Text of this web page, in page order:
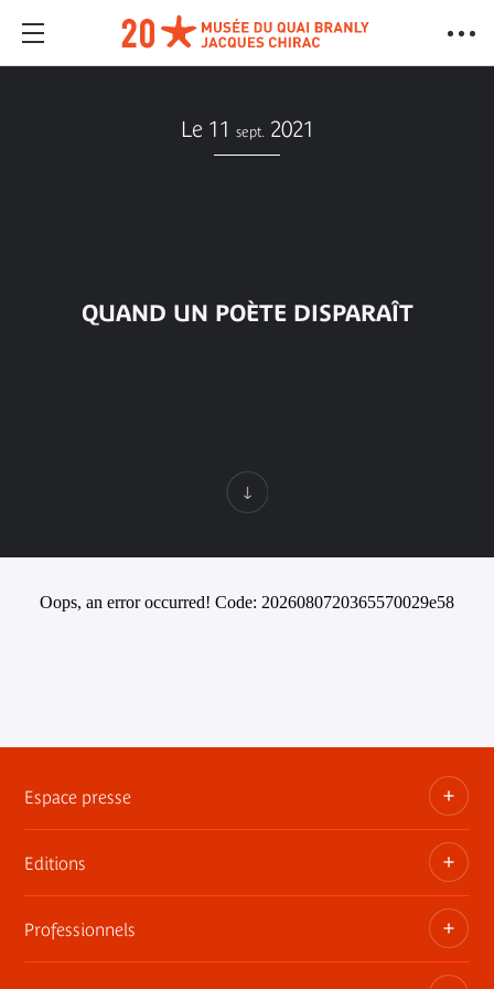
Le 11 sept. 2021
QUAND UN POÈTE DISPARAÎT
Oops, an error occurred! Code: 2026080720365570029e58
Espace presse
Dossiers, communiqués, bandes annonces
Contact presse
Editions
Les publications du musée
Professionnels